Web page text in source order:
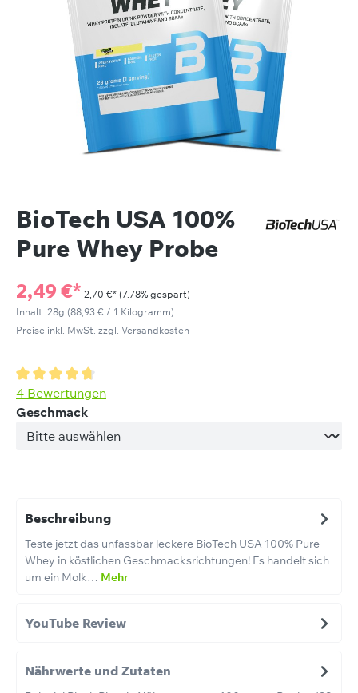
BioTech USA 100%
Pure Whey Probe
2,49 €* 2,70 €* (7.78% gespart)
Inhalt: 28g (88,93 € / 1 Kilogramm)
Preise inkl. MwSt. zzgl. Versandkosten
Durchschnittliche Bewertung von 4.63 von 5 Sternen
4 Bewertungen
Geschmackauswählen
Beschreibung
Teste jetzt das unfassbar leckere BioTech USA 100% Pure
Whey in köstlichen Geschmacksrichtungen! Es handelt sich
um ein Molk… Mehr
YouTube Review
Nährwerte und Zutaten